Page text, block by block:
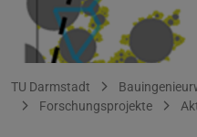
Sie befinden sich hier:
TU Darmstadt
Forschungsprojekte